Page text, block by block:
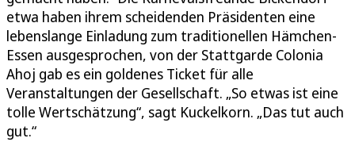
etwa haben ihrem scheidenden Präsidenten eine
lebenslange Einladung zum traditionellen Hämchen-
Essen ausgesprochen, von der Stattgarde Colonia
Ahoj gab es ein goldenes Ticket für alle
Veranstaltungen der Gesellschaft. „So etwas ist eine
tolle Wertschätzung“, sagt Kuckelkorn. „Das tut auch
gut.“